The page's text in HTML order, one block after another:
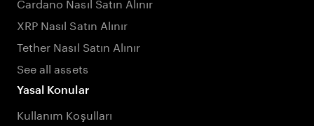
XRP Nasıl Satın Alınır
Tether Nasıl Satın Alınır
See all assets
Yasal Konular
Kullanım Koşulları